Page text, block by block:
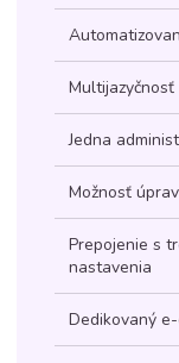
Jedna
Možnosť
Prepojenie s
nastavenia
Dedikovaný